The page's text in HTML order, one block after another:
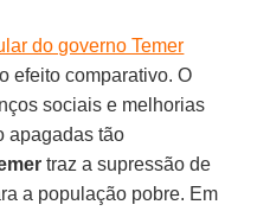
do governo Temer
efeito comparativo. O
sociais e melhorias
apagadas tão
traz a supressão de
a população pobre. Em